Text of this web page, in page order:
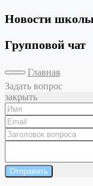
Новости школы
Групповой чат
Главная
Задать вопрос
закрыть
Отправить